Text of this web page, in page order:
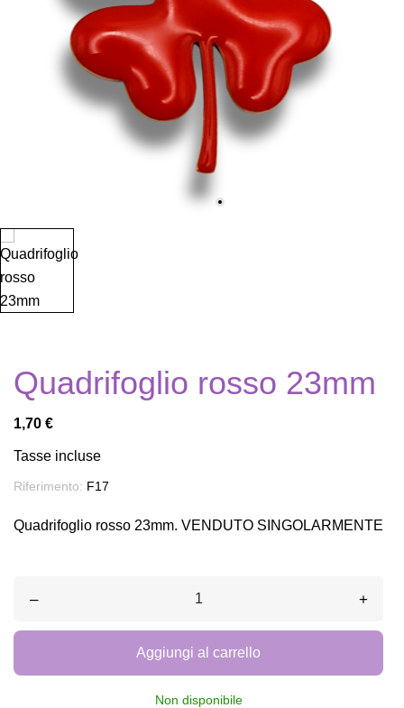
Quadrifoglio rosso 23mm
1,70 €
Tasse incluse
Riferimento: F17
Quadrifoglio rosso 23mm. VENDUTO SINGOLARMENTE
– +
Aggiungi al carrello
Non disponibile